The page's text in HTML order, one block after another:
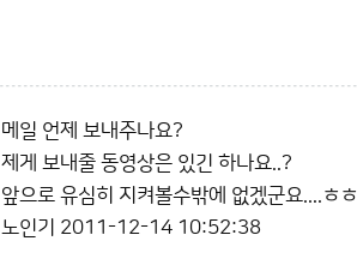
메일 언제 보내주나요?
제게 보내줄 동영상은 있긴 하나요..?
앞으로 유심히 지켜볼수밖에 없겠군요....ㅎㅎ
노인기 2011-12-14 10:52:38